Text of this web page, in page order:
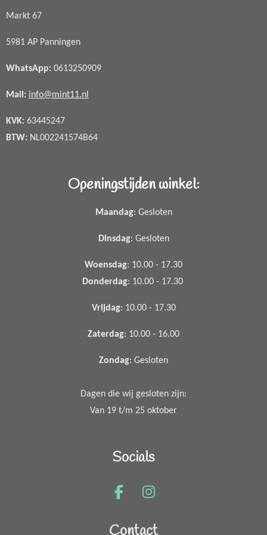
Markt 67
5981 AP Panningen
WhatsApp: 0613250909
Mail: info@mint11.nl
KVK: 63445247
BTW: NL002241574B64
Openingstijden winkel:
Maandag: Gesloten
Dinsdag: Gesloten
Woensdag: 10.00 - 17.30
Donderdag: 10.00 - 17.30
Vrijdag: 10.00 - 17.30
Zaterdag: 10.00 - 16.00
Zondag: Gesloten
Dagen die wij gesloten zijn:
Van 19 t/m 25 oktober
Socials
F
c
I
s